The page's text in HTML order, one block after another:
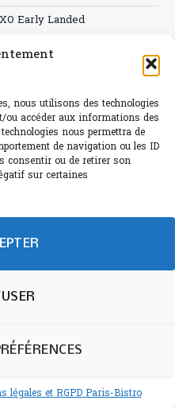
nous utilisons des technologies
ou accéder aux informations des
nous permettra de
de navigation ou les ID
consentir ou de retirer son
sur certaines
légales et RGPD Paris-Bistro
Early Landed
espagnole » ?
pour la santé.
Editions - SARL de Presse -
etRGPD